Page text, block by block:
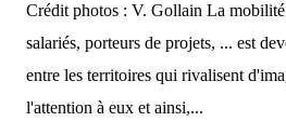
Crédit photos : V. Gollain La mobilité
salariés, porteurs de projets, ... est
entre les territoires qui rivalisent
l'attention à eux et ainsi,...